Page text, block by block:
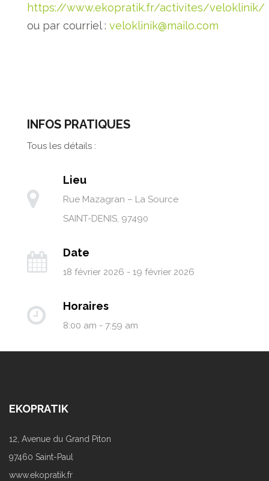
https://www.ekopratik.fr/activites/veloklinik/
ou par courriel : veloklinik@mailo.com
INFOS PRATIQUES
Tous les détails :
Lieu
Rue Mazagran – La Source
SAINT-DENIS, 97490
Date
18 février 2026 - 19 février 2026
Horaires
8:00 am - 7:59 am
EKOPRATIK
12, Avenue du Grand Piton
97460 Saint-Paul
www.ekopratik.fr